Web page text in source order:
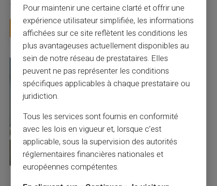
facture 50 € par an pour une carte que vo...
Lire la suite
Pour maintenir une certaine clarté et offrir une
expérience utilisateur simplifiée, les informations
affichées sur ce site reflètent les conditions les
plus avantageuses actuellement disponibles au
sein de notre réseau de prestataires. Elles
peuvent ne pas représenter les conditions
spécifiques applicables à chaque prestataire ou
juridiction.
Tous les services sont fournis en conformité
avec les lois en vigueur et, lorsque c’est
applicable, sous la supervision des autorités
réglementaires financières nationales et
européennes compétentes.